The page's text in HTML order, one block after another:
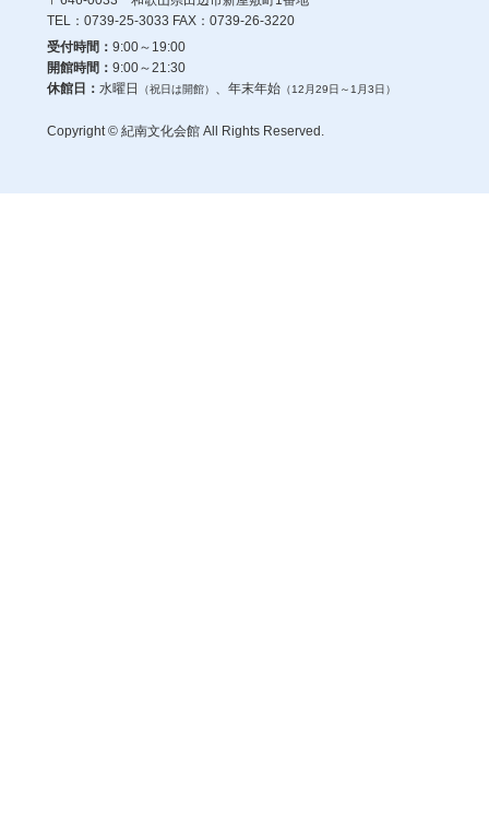
TEL：0739-25-3033 FAX：0739-26-3220
受付時間： 9:00～19:00
開館時間： 9:00～21:30
休館日： 水曜日 （祝日は開館） 、年末年始（12月29日～1月3日）
Copyright © 紀南文化会館 All Rights Reserved.